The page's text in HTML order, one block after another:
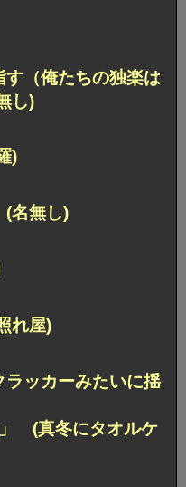
す（俺たちの独楽は
し)
)
名無し)
れ屋)
ラッカーみたいに揺
」 (真冬にタオルケ